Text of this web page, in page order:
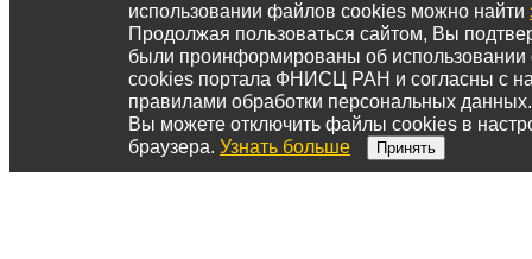
использовании файлов cookies можно найти
Продолжая пользоваться сайтом, Вы
были проинформированы об
cookies портала ФНИСЦ РАН и согласны с
правилами обработки персональных данных.
Вы можете отключить файлы cookies в
браузера. Узнать больше Принять